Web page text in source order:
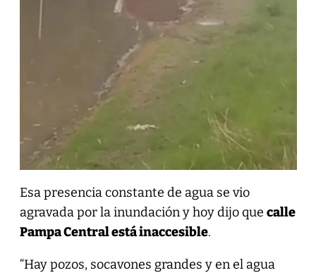
Esa presencia constante de agua se vio
agravada por la inundación y hoy dijo que calle
Pampa Central está inaccesible.
“Hay pozos, socavones grandes y en el agua